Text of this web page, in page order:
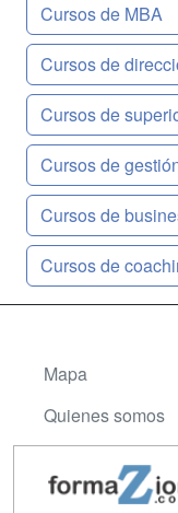
Cursos de MBA
Cursos de
Cursos de
Cursos de
Cursos de
Cursos de
Mapa
Quienes somos
Acceso Usuarios